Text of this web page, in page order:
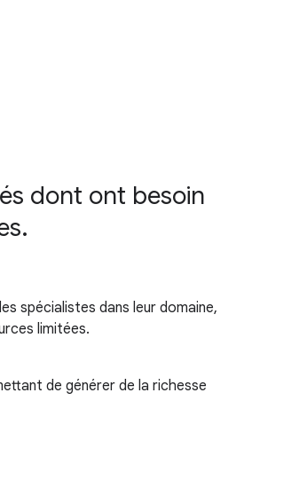
dont ont besoin
spécialistes dans leur domaine,
limitées.
de générer de la richesse